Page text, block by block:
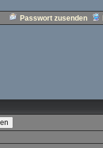
Passwort zusenden